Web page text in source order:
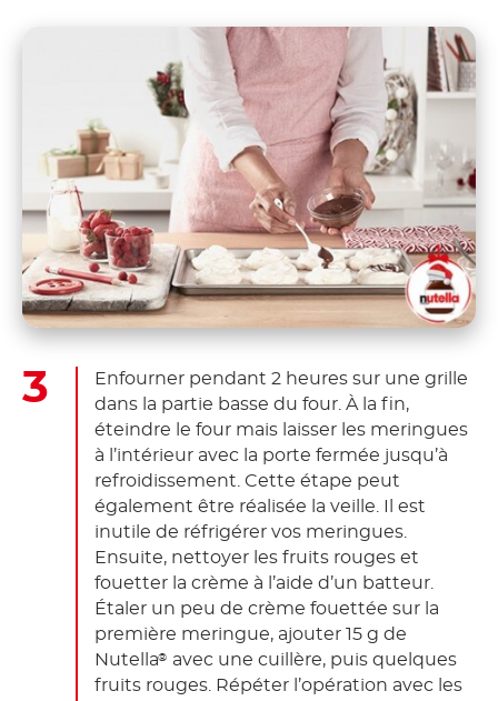
Enfourner pendant 2 heures sur une grille
dans la partie basse du four. À la fin,
éteindre le four mais laisser les meringues
à l’intérieur avec la porte fermée jusqu’à
refroidissement. Cette étape peut
également être réalisée la veille. Il est
inutile de réfrigérer vos meringues.
Ensuite, nettoyer les fruits rouges et
fouetter la crème à l’aide d’un batteur.
Étaler un peu de crème fouettée sur la
première meringue, ajouter 15 g de
Nutella® avec une cuillère, puis quelques
fruits rouges. Répéter l’opération avec les